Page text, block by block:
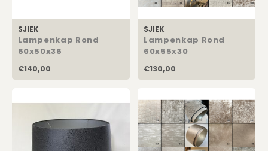
SJIEK
Lampenkap Rond
60x50x36
€140,00
SJIEK
Lampenkap Rond
60x55x30
€130,00